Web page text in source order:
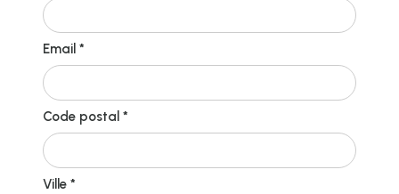
Email *
Code postal *
Ville *